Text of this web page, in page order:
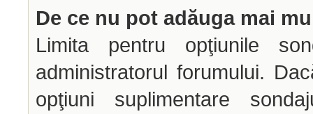
De ce nu pot adăuga mai
Limita pentru opţiunile
administratorul forumului.
opţiuni suplimentare